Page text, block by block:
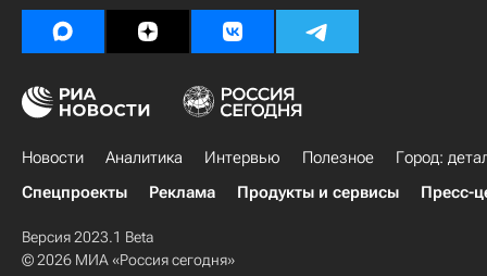
Новости Аналитика Интервью Полезное
Город:
Спецпроекты
Реклама Продукты и сервисы Пресс-
Версия 2023.1 Beta
© 2026 МИА «Россия сегодня»